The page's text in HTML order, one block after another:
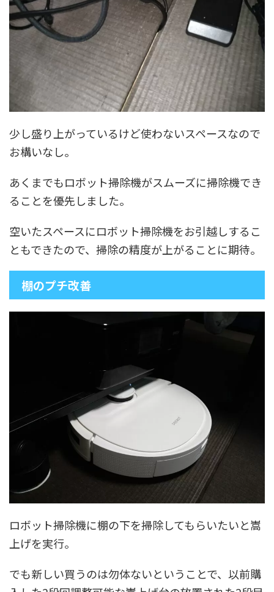
少し盛り上がっているけど使わないスペースなので
お構いなし。
あくまでもロボット掃除機がスムーズに掃除機でき
ることを優先しました。
空いたスペースにロボット掃除機をお引越しするこ
ともできたので、掃除の精度が上がることに期待。
棚のプチ改善
ロボット掃除機に棚の下を掃除してもらいたいと嵩
上げを実行。
でも新しい買うのは勿体ないということで、以前購